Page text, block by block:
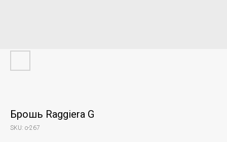
Брошь Raggiera G
SKU: o-267